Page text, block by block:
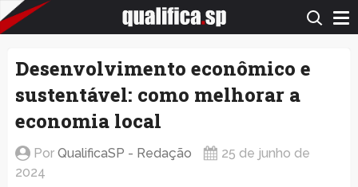
QualificaSP.com
Desenvolvimento econômico e
sustentável: como melhorar a
economia local
Por QualificaSP - Redação
25 de junho de
2024